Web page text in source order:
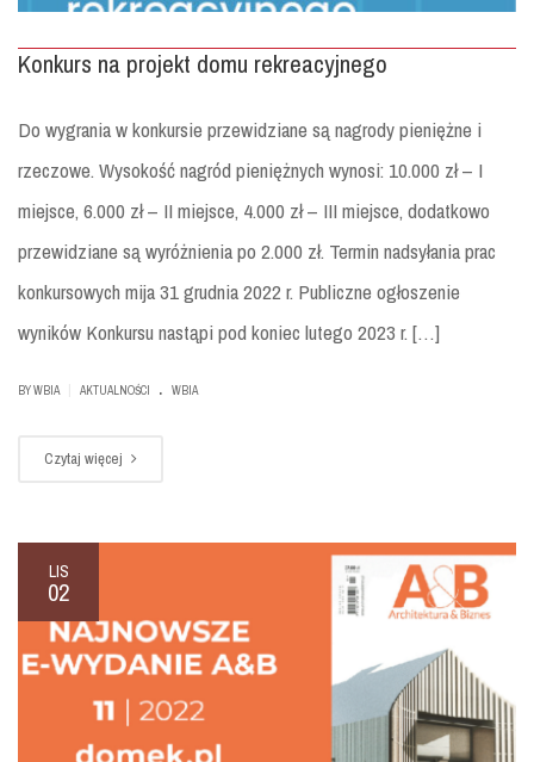
Konkurs na projekt domu rekreacyjnego
Do wygrania w konkursie przewidziane są nagrody pieniężne i
rzeczowe. Wysokość nagród pieniężnych wynosi: 10.000 zł – I
miejsce, 6.000 zł – II miejsce, 4.000 zł – III miejsce, dodatkowo
przewidziane są wyróżnienia po 2.000 zł. Termin nadsyłania prac
konkursowych mija 31 grudnia 2022 r. Publiczne ogłoszenie
wyników Konkursu nastąpi pod koniec lutego 2023 r. […]
BYWBIA AKTUALNOŚCI . WBIA
Czytaj więcej
LIS
02